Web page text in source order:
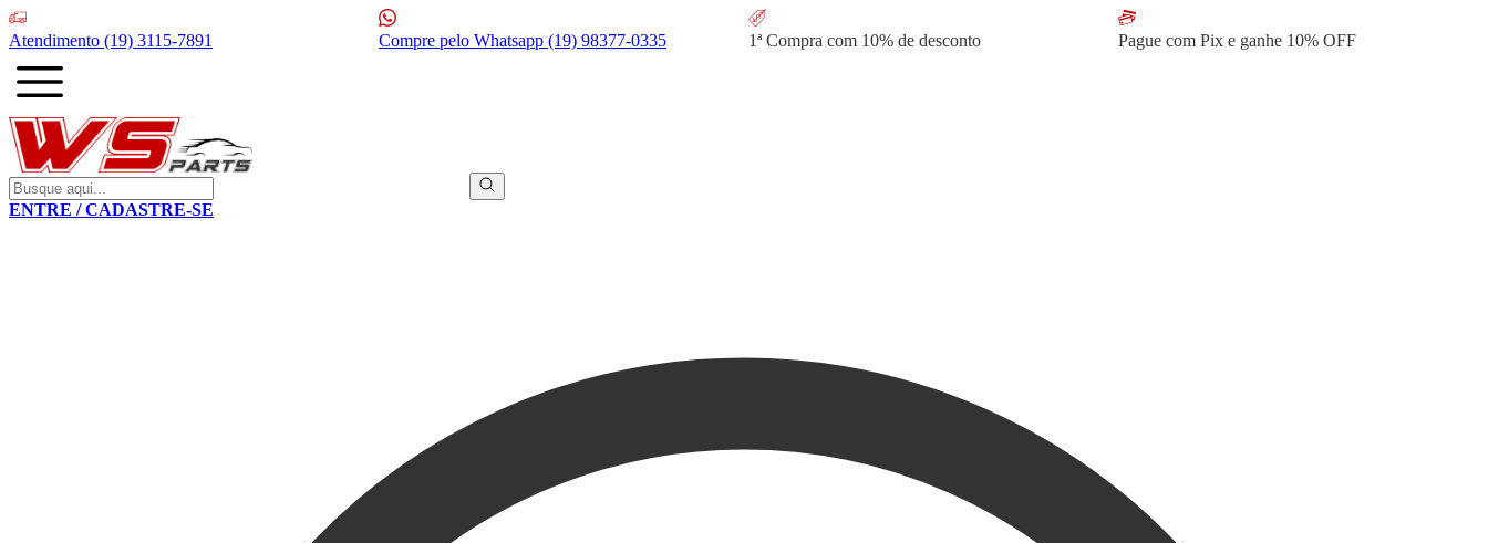
Atendimento (19) 3115-7891 Compre pelo Whatsapp (19) 98377-0335 1ª Compra com 10% de desconto Pague com Pix e ganhe 10% OFF
ENTRE / CADASTRE-SE